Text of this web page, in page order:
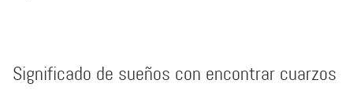
Significado de sueños con encontrar cuarzos